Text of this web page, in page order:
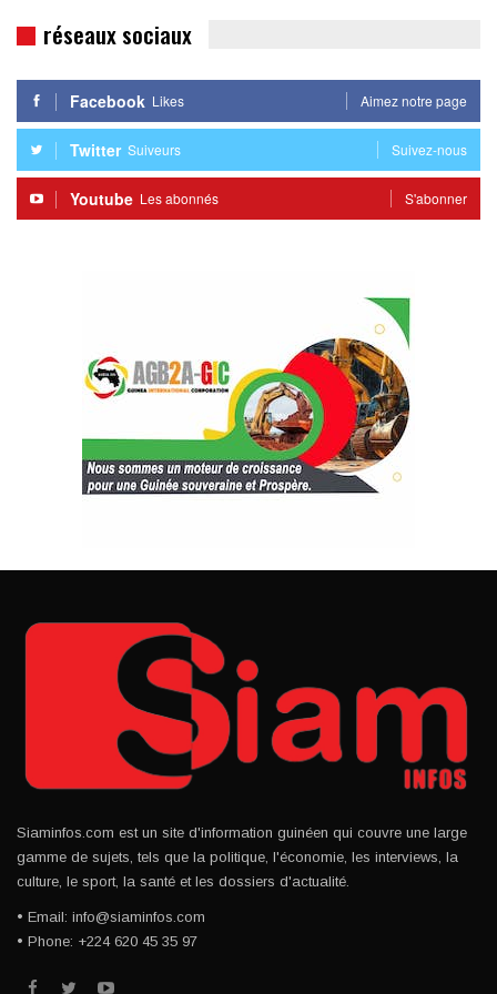
réseaux sociaux
Facebook Likes Aimez notre page
Twitter Suiveurs Suivez-nous
Youtube Les abonnés S'abonner
Siaminfos.com est un site d'information guinéen qui couvre une large
gamme de sujets, tels que la politique, l'économie, les interviews, la
culture, le sport, la santé et les dossiers d'actualité.
• Email: info@siaminfos.com
• Phone: +224 620 45 35 97